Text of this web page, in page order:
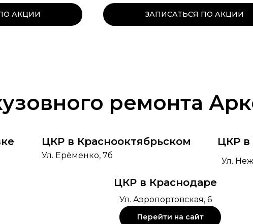
ЗАПИСАТЬСЯ ПО АКЦИИ
АКЦИИ
ремонта
Ул.
ЦКР в Краснодаре
Ул. Аэропортовская, 6
Перейти на сайт
ЦКР в
ЦКР в Краснооктябрьском
Ул. Ерёменко, 7б